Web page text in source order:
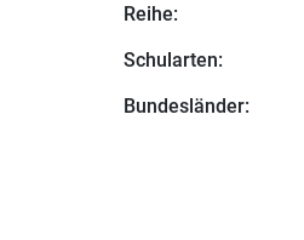
Reihe:
Schularten:
Bundesländer: